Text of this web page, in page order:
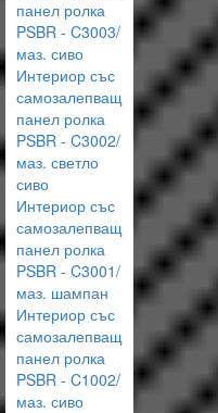
панел ролка
PSBR - C3003/
маз. сиво
Интериор със
самозалепващ
панел ролка
PSBR - C3002/
маз. светло
сиво
Интериор със
самозалепващ
панел ролка
PSBR - C3001/
маз. шампан
Интериор със
самозалепващ
панел ролка
PSBR - C1002/
маз. сиво